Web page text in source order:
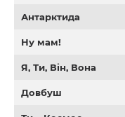
Антарктида
Ну мам!
Я, Ти, Він, Вона
Довбуш